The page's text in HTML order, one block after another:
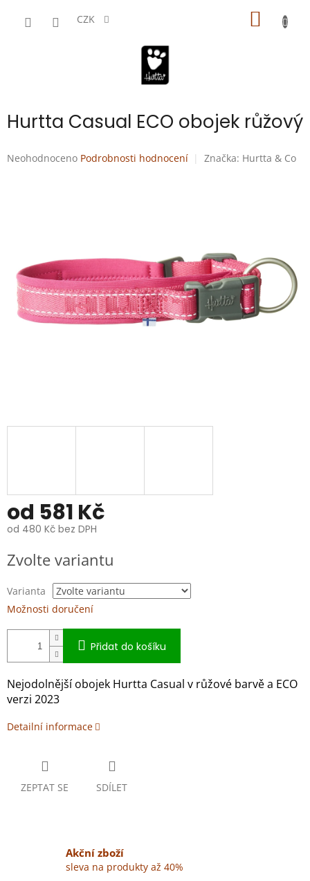
CZK
Hurtta Casual ECO obojek růžový
Průměrné
Neohodnoceno Podrobnosti hodnocení Značka: Hurtta & Co
od 581 Kč
od 480 Kč bez DPH
cena:
Zvolte variantu
Varianta
Možnosti doručení
Přidat do košíku
Nejodolnější obojek Hurtta Casual v růžové barvě a ECO
verzi 2023
Detailní informace
ZEPTAT SE SDÍLET
Akční zboží
sleva na produkty až 40%